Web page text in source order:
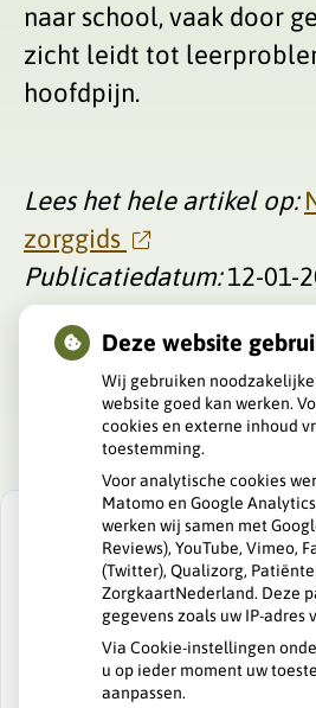
naar school, vaak door
zicht leidt tot
hoofdpijn.
Lees het hele artikel op:
zorggids
Publicatiedatum:12-01-
U heeft geen toestemming
externe inhoud die nodig
zien.
Cookie-instellingen
Deze website
Wij gebruiken
website goed kan werken.
cookies en externe inhoud
toestemming.
Voor analytische cookies
Matomo en Google
werken wij samen met
Reviews), YouTube, Vimeo,
(Twitter), Qualizorg,
ZorgkaartNederland. Deze
gegevens zoals uw IP-adres
Via Cookie-instellingen
u op ieder moment uw
aanpassen.